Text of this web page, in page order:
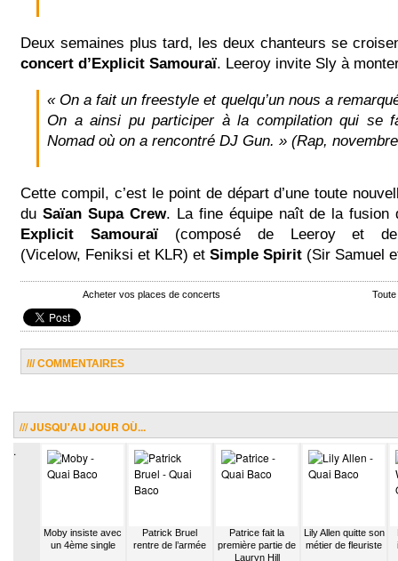
Deux semaines plus tard, les deux chanteurs se
concert d’Explicit Samouraï. Leeroy invite Sly à
« On a fait un freestyle et quelqu’un nous a
On a ainsi pu participer à la compilation qui se
Nomad où on a rencontré DJ Gun. » (Rap,
Cette compil, c’est le point de départ d’une toute
du Saïan Supa Crew. La fine équipe naît de la fusion
Explicit Samouraï(composé de Leeroy et
(Vicelow, Feniksi et KLR) et Simple Spirit (Sir Samuel
Acheter vos places de concerts
/// COMMENTAIRES
/// JUSQU'AU JOUR OÙ...
.
Moby insiste avec
un 4ème single
Patrick Bruel
rentre de l’armée
Patrice fait la
première partie de
Lauryn Hill
Lily Allen quitte son
métier de fleuriste